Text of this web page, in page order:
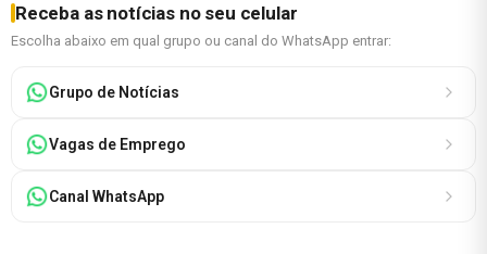
Receba as notícias no seu celular
Escolha abaixo em qual grupo ou canal do WhatsApp entrar:
Grupo de Notícias
Vagas de Emprego
Canal WhatsApp